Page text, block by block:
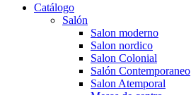
Catálogo
Salón
Salon moderno
Salon nordico
Salon Colonial
Salón Contemporaneo
Salon Atemporal